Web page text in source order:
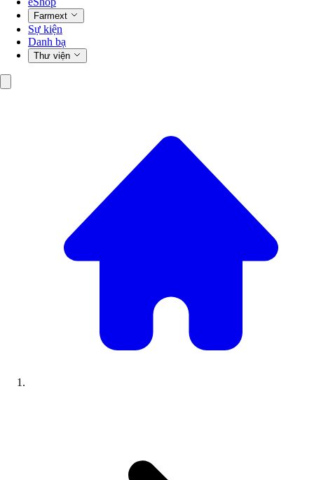
Farmext
Sự kiện
Danh bạ
Thư viện